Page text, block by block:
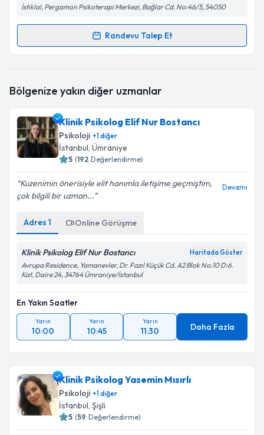
İstiklal, Pergamon Psikoterapi Merkezi, Bağlar Cd. No:46/5, 54050
Randevu Talep Et
Randevu Takvimi Talebi
talebi oluşturun. Size bu uzmandan randevu almanız
bilgilendireceğiz.
E-posta Adresiniz
Kişisel verilerimin işlenmesine ilişkin
kapsamda işlenmesini kabul ediyorum.
Takvim Talebini Gönder
Bölgenize yakın diğer uzmanlar
Klinik Psikolog Elif Nur Bostancı
Psikoloji +1diğer
İstanbul, Ümraniye
5 (192 Değerlendirme)
Kuzenimin önerisiyle elit hanımla iletişime geçmiştim,
çok bilgili bir uzman...
Devamı
Adres 1 Online Görüşme
Klinik Psikolog Elif Nur Bostancı Haritada Göster
Avrupa Residence, Yamanevler, Dr. Fazıl Küçük Cd. A2 Blok No:10 D:6.
Kat, Daire 24, 34764 Ümraniye/İstanbul
En Yakın Saatler
Yarın
10:00
Yarın
10:45
Yarın
11:30 Daha Fazla
Klinik Psikolog Yasemin Mısırlı
Psikoloji +1diğer
İstanbul, Şişli
5 (59 Değerlendirme)